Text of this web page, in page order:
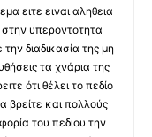
ειτε ειναι αληθεια
υπεροντοτητα
διαδικασία της μη
τα χνάρια της
ότι θέλει το πεδίο
βρείτε και πολλούς
του πεδιου την